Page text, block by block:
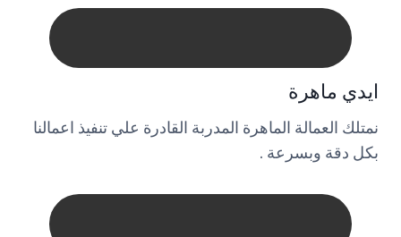
ايدي ماهرة
نمتلك العمالة الماهرة المدربة القادرة علي تنفيذ اعمالنا
بكل دقة وبسرعة .